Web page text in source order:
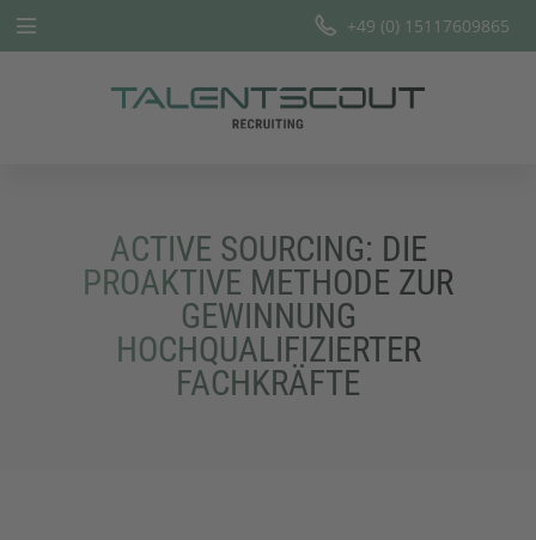
Offene Stellen
+49 (0) 15117609865
ACTIVE SOURCING: DIE
PROAKTIVE METHODE ZUR
GEWINNUNG
HOCHQUALIFIZIERTER
FACHKRÄFTE